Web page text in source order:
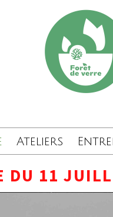
Ateliers
DU 11